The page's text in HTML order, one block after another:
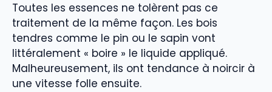
Toutes les essences ne tolèrent pas ce
traitement de la même façon. Les bois
tendres comme le pin ou le sapin vont
littéralement « boire » le liquide appliqué.
Malheureusement, ils ont tendance à noircir à
une vitesse folle ensuite.